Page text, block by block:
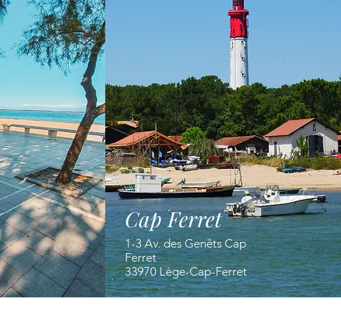
Cap Ferret
1-3 Av. des Genêts Cap
Ferret
33970 Lège-Cap-Ferret